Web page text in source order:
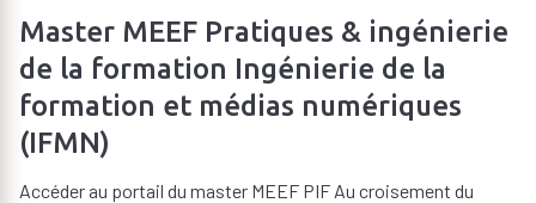
Master MEEF Pratiques & ingénierie
de la formation Ingénierie de la
formation et médias numériques
(IFMN)
Accéder au portail du master MEEF PIF Au croisement du